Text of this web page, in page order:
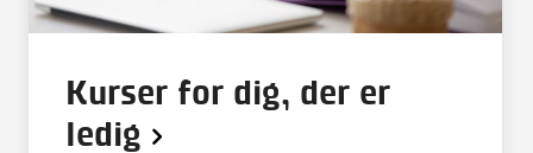
Kurser for dig, der er
ledig